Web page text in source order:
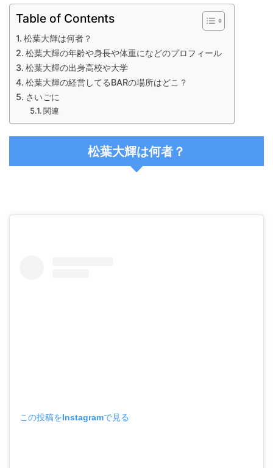
Table of Contents
松葉大輝は何者？
松葉大輝の年齢や身長や体重になどのプロフィール
松葉大輝の出身高校や大学
松葉大輝の経営してるBARの場所はどこ？
さいごに
関連
松葉大輝は何者？
この投稿をInstagramで見る